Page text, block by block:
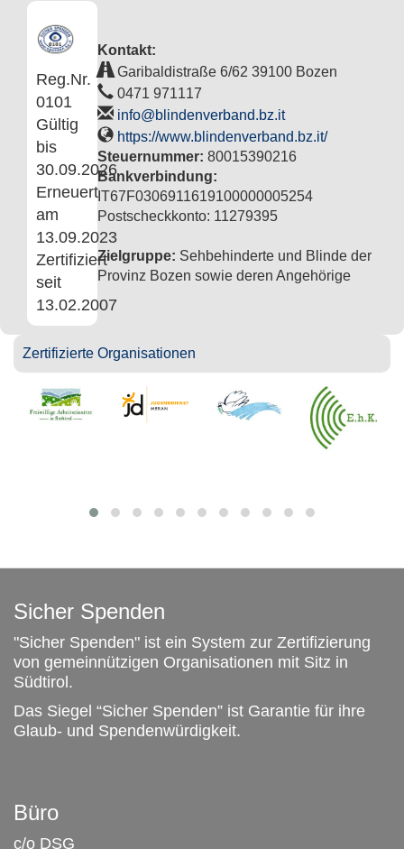
Reg.Nr.
0101
Gültig
bis
30.09.2026
Erneuert
am
13.09.2023
Zertifiziert
seit
13.02.2007
Kontakt:
Garibaldistraße 6/62 39100 Bozen
0471 971117
info@blindenverband.bz.it
https://www.blindenverband.bz.it/
Steuernummer: 80015390216
Bankverbindung:
IT67F0306911619100000005254
Postscheckkonto: 11279395
Zielgruppe: Sehbehinderte und Blinde der
Provinz Bozen sowie deren Angehörige
Zertifizierte Organisationen
Sicher Spenden
"Sicher Spenden" ist ein System zur Zertifizierung
von gemeinnützigen Organisationen mit Sitz in
Südtirol.
Das Siegel “Sicher Spenden” ist Garantie für ihre
Glaub- und Spendenwürdigkeit.
Büro
c/o DSG